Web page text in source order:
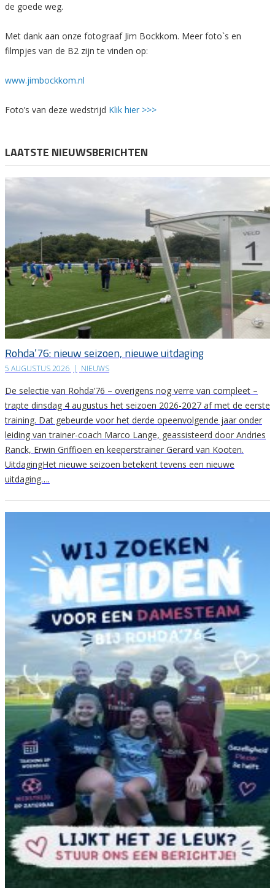
de goede weg.
Met dank aan onze fotograaf Jim Bockkom. Meer foto`s en
filmpjes van de B2 zijn te vinden op:
www.jimbockkom.nl
Foto’s van deze wedstrijd Klik hier >>>
LAATSTE NIEUWSBERICHTEN
Rohda’76: nieuw seizoen, nieuwe uitdaging
5 AUGUSTUS 2026 | NIEUWS
De selectie van Rohda’76 – overigens nog verre van compleet –
trapte dinsdag 4 augustus het seizoen 2026-2027 af met de eerste
training. Dat gebeurde voor het derde opeenvolgende jaar onder
leiding van trainer-coach Marco Lange, geassisteerd door Andries
Ranck, Erwin Griffioen en keeperstrainer Gerard van Kooten.
UitdagingHet nieuwe seizoen betekent tevens een nieuwe
uitdaging….